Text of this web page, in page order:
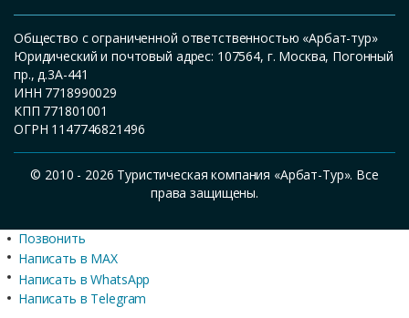
Общество с ограниченной ответственностью «Арбат-тур»
Юридический и почтовый адрес: 107564, г. Москва, Погонный
пр., д.3А-441
ИНН 7718990029
КПП 771801001
ОГРН 1147746821496
© 2010 - 2026 Туристическая компания «Арбат-Тур». Все
права защищены.
Позвонить
Написать в MAX
Написать в WhatsApp
Написать в Telegram